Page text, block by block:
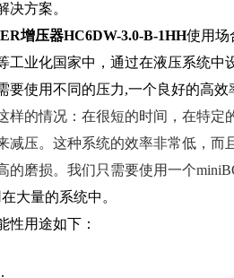
决方案。
增压器HC6DW-3.0-B-1HH使用场
工业化国家中，通过在液压系统中
要使用不同的压力,一个良好的高效
样的情况：在很短的时间，在特
减压。这种系统的效率非常低，
的磨损。我们只需要使用一个
大量的系统中。
性用途如下：